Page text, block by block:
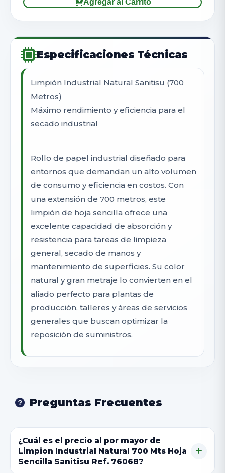
Agregar al Carrito
Especificaciones Técnicas
Limpión Industrial Natural Sanitisu (700
Metros)
Máximo rendimiento y eficiencia para el
secado industrial
Rollo de papel industrial diseñado para
entornos que demandan un alto volumen
de consumo y eficiencia en costos. Con
una extensión de 700 metros, este
limpión de hoja sencilla ofrece una
excelente capacidad de absorción y
resistencia para tareas de limpieza
general, secado de manos y
mantenimiento de superficies. Su color
natural y gran metraje lo convierten en el
aliado perfecto para plantas de
producción, talleres y áreas de servicios
generales que buscan optimizar la
reposición de suministros.
Preguntas Frecuentes
¿Cuál es el precio al por mayor de
Limpion Industrial Natural 700 Mts Hoja
Sencilla Sanitisu Ref. 76068?